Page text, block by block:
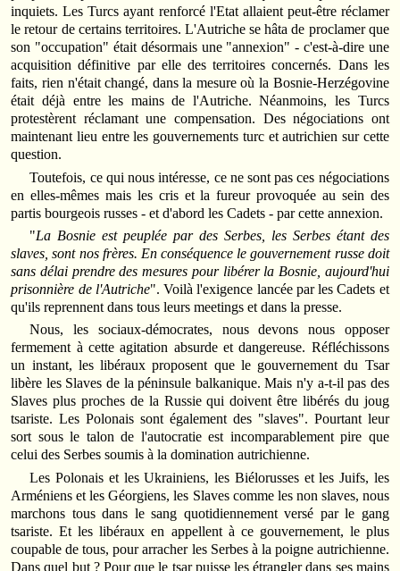
inquiets. Les Turcs ayant renforcé l'Etat allaient peut-être réclamer
le retour de certains territoires. L'Autriche se hâta de proclamer que
son "occupation" était désormais une "annexion" - c'est-à-dire une
acquisition définitive par elle des territoires concernés. Dans les
faits, rien n'était changé, dans la mesure où la Bosnie-Herzégovine
était déjà entre les mains de l'Autriche. Néanmoins, les Turcs
protestèrent réclamant une compensation. Des négociations ont
maintenant lieu entre les gouvernements turc et autrichien sur cette
question.
Toutefois, ce qui nous intéresse, ce ne sont pas ces négociations
en elles-mêmes mais les cris et la fureur provoquée au sein des
partis bourgeois russes - et d'abord les Cadets - par cette annexion.
"La Bosnie est peuplée par des Serbes, les Serbes étant des
slaves, sont nos frères. En conséquence le gouvernement russe doit
sans délai prendre des mesures pour libérer la Bosnie, aujourd'hui
prisonnière de l'Autriche". Voilà l'exigence lancée par les Cadets et
qu'ils reprennent dans tous leurs meetings et dans la presse.
Nous, les sociaux-démocrates, nous devons nous opposer
fermement à cette agitation absurde et dangereuse. Réfléchissons
un instant, les libéraux proposent que le gouvernement du Tsar
libère les Slaves de la péninsule balkanique. Mais n'y a-t-il pas des
Slaves plus proches de la Russie qui doivent être libérés du joug
tsariste. Les Polonais sont également des "slaves". Pourtant leur
sort sous le talon de l'autocratie est incomparablement pire que
celui des Serbes soumis à la domination autrichienne.
Les Polonais et les Ukrainiens, les Biélorusses et les Juifs, les
Arméniens et les Géorgiens, les Slaves comme les non slaves, nous
marchons tous dans le sang quotidiennement versé par le gang
tsariste. Et les libéraux en appellent à ce gouvernement, le plus
coupable de tous, pour arracher les Serbes à la poigne autrichienne.
Dans quel but ? Pour que le tsar puisse les étrangler dans ses mains